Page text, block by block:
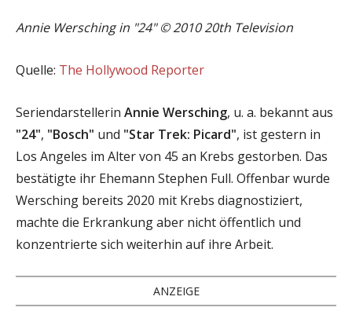
Annie Wersching in "24" © 2010 20th Television
Quelle: The Hollywood Reporter
Seriendarstellerin Annie Wersching, u. a. bekannt aus
"24", "Bosch" und "Star Trek: Picard", ist gestern in
Los Angeles im Alter von 45 an Krebs gestorben. Das
bestätigte ihr Ehemann Stephen Full. Offenbar wurde
Wersching bereits 2020 mit Krebs diagnostiziert,
machte die Erkrankung aber nicht öffentlich und
konzentrierte sich weiterhin auf ihre Arbeit.
ANZEIGE